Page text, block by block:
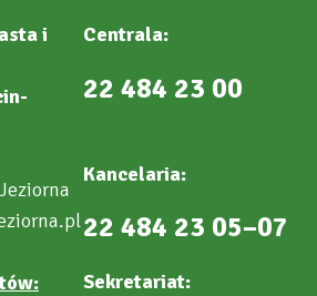
i
Centrala:
22 484 23 00
Kancelaria:
22 484 23 05–07
Sekretariat: